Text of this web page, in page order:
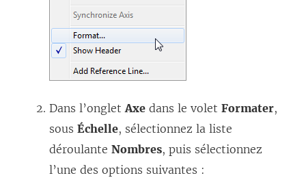
Dans l’onglet Axe dans le volet Formater,
sous Échelle, sélectionnez la liste
déroulante Nombres, puis sélectionnez
l’une des options suivantes :